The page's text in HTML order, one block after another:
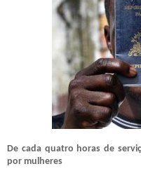
De cada quatro horas de
por mulheres